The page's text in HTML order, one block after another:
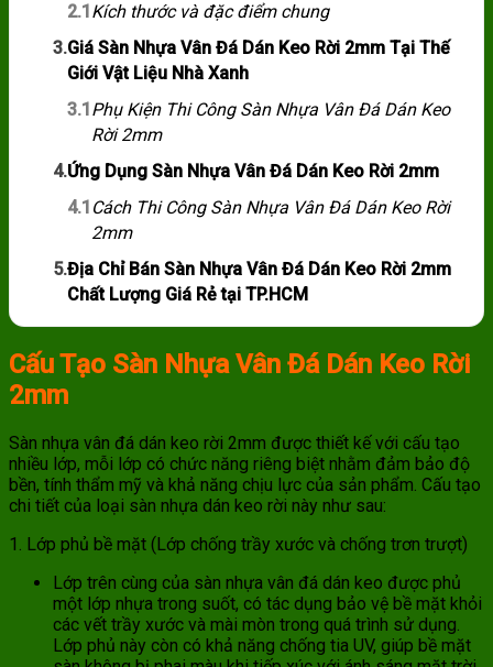
2.1 Kích thước và đặc điểm chung
3.Giá Sàn Nhựa Vân Đá Dán Keo Rời 2mm Tại Thế
Giới Vật Liệu Nhà Xanh
3.1 Phụ Kiện Thi Công Sàn Nhựa Vân Đá Dán Keo
Rời 2mm
4.Ứng Dụng Sàn Nhựa Vân Đá Dán Keo Rời 2mm
4.1 Cách Thi Công Sàn Nhựa Vân Đá Dán Keo Rời
2mm
5.Địa Chỉ Bán Sàn Nhựa Vân Đá Dán Keo Rời 2mm
Chất Lượng Giá Rẻ tại TP.HCM
Cấu Tạo Sàn Nhựa Vân Đá Dán Keo Rời
2mm
Sàn nhựa vân đá dán keo rời 2mm được thiết kế với cấu tạo
nhiều lớp, mỗi lớp có chức năng riêng biệt nhằm đảm bảo độ
bền, tính thẩm mỹ và khả năng chịu lực của sản phẩm. Cấu tạo
chi tiết của loại sàn nhựa dán keo rời này như sau:
1. Lớp phủ bề mặt (Lớp chống trầy xước và chống trơn trượt)
Lớp trên cùng của sàn nhựa vân đá dán keo được phủ
một lớp nhựa trong suốt, có tác dụng bảo vệ bề mặt khỏi
các vết trầy xước và mài mòn trong quá trình sử dụng.
Lớp phủ này còn có khả năng chống tia UV, giúp bề mặt